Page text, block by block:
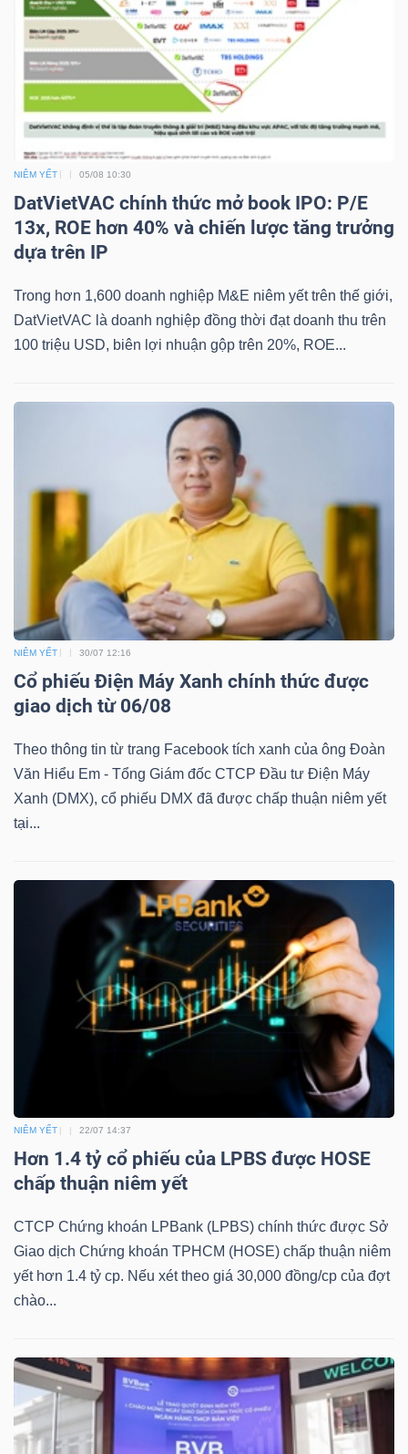
NIÊM YẾT 05/08 10:30
DatVietVAC chính thức mở book IPO: P/E
13x, ROE hơn 40% và chiến lược tăng trưởng
dựa trên IP
Trong hơn 1,600 doanh nghiệp M&E niêm yết trên thế giới,
DatVietVAC là doanh nghiệp đồng thời đạt doanh thu trên
100 triệu USD, biên lợi nhuận gộp trên 20%, ROE...
NIÊM YẾT 30/07 12:16
Cổ phiếu Điện Máy Xanh chính thức được
giao dịch từ 06/08
Theo thông tin từ trang Facebook tích xanh của ông Đoàn
Văn Hiểu Em - Tổng Giám đốc CTCP Đầu tư Điện Máy
Xanh (DMX), cổ phiếu DMX đã được chấp thuận niêm yết
tại...
NIÊM YẾT 22/07 14:37
Hơn 1.4 tỷ cổ phiếu của LPBS được HOSE
chấp thuận niêm yết
CTCP Chứng khoán LPBank (LPBS) chính thức được Sở
Giao dịch Chứng khoán TPHCM (HOSE) chấp thuận niêm
yết hơn 1.4 tỷ cp. Nếu xét theo giá 30,000 đồng/cp của đợt
chào...
YẾU
TIÊU
THIẾT
YẾU
CHĂM
TÀI
CÔNG
NGHỆ
THÔNG
TIN
ĐỘNG
SẢN
Mã
chứng
khoán
Tất cả Cổ phiếu Chỉ số Chứng chỉ quỹ Chứng
Lãnh
đạo